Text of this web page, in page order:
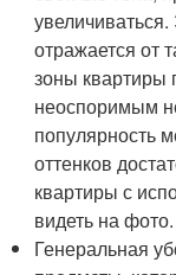
отражается от
зоны квартиры
неоспоримым
популярность
оттенков
квартиры с
видеть на фото.
Генеральная